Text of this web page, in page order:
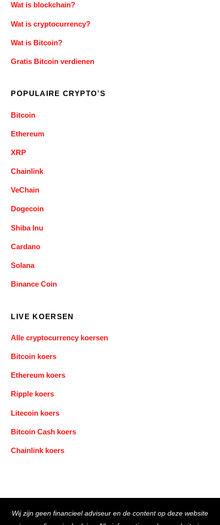
Wat is blockchain?
Wat is cryptocurrency?
Wat is Bitcoin?
Gratis Bitcoin verdienen
POPULAIRE CRYPTO’S
Bitcoin
Ethereum
XRP
Chainlink
VeChain
Dogecoin
Shiba Inu
Cardano
Solana
Binance Coin
LIVE KOERSEN
Alle cryptocurrency koersen
Bitcoin koers
Ethereum koers
Ripple koers
Litecoin koers
Bitcoin Cash koers
Chainlink koers
To
Wij zijn geen financieel adviseur en de content op deze website